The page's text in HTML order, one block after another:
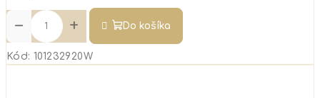
+
− Do košíka
Kód: 101232920W